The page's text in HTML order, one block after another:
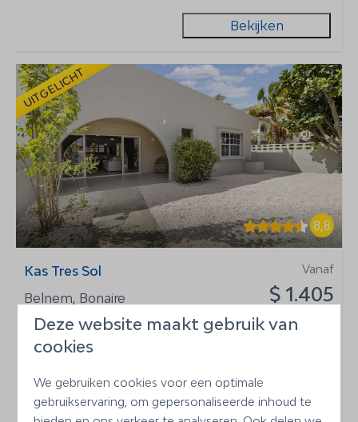
Bekijken
UITGELICHT
8,8
Vanaf
$ 1.405
Kas Tres Sol
Belnem, Bonaire
7
2
Volledig gerenoveerd in 2025
Toplocatie in Belnem
2 slaapkamers + extra slaapmogelijkheden
Deze website maakt gebruik van
cookies
We gebruiken cookies voor een optimale
gebruikservaring, om gepersonaliseerde inhoud te